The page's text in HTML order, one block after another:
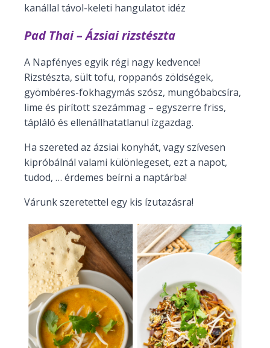
kanállal távol-keleti hangulatot idéz
Pad Thai – Ázsiai rizstészta
A Napfényes egyik régi nagy kedvence!
Rizstészta, sült tofu, roppanós zöldségek,
gyömbéres-fokhagymás szósz, mungóbabcsíra,
lime és pirított szezámmag – egyszerre friss,
tápláló és ellenállhatatlanul ízgazdag.
Ha szereted az ázsiai konyhát, vagy szívesen
kipróbálnál valami különlegeset, ezt a napot,
tudod, … érdemes beírni a naptárba!
Várunk szeretettel egy kis ízutazásra!